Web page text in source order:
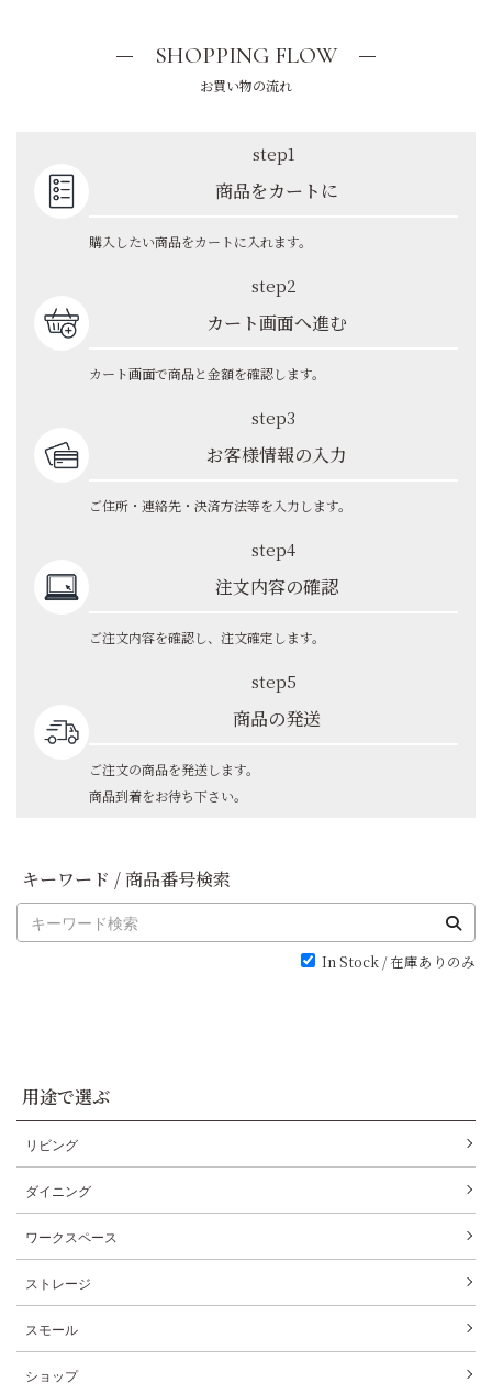
SHOPPING FLOW
お買い物の流れ
step1
商品をカートに
購入したい商品をカートに入れます。
step2
カート画面へ進む
カート画面で商品と金額を確認します。
step3
お客様情報の入力
ご住所・連絡先・決済方法等を入力します。
step4
注文内容の確認
ご注文内容を確認し、注文確定します。
step5
商品の発送
ご注文の商品を発送します。
商品到着をお待ち下さい。
キーワード / 商品番号検索
In Stock / 在庫ありのみ
用途で選ぶ
リビング
ダイニング
ワークスペース
ストレージ
スモール
ショップ